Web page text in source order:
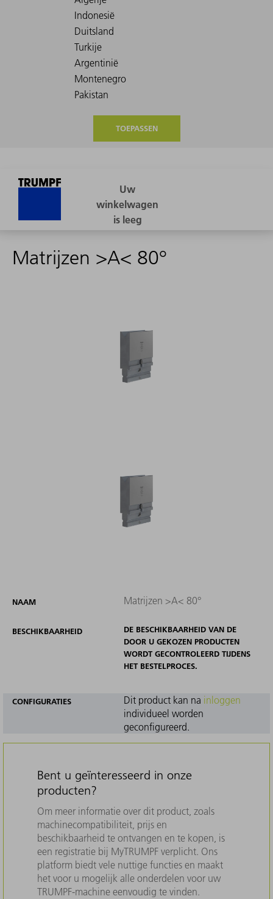
TOEPASSEN
Matrijzen >A< 80°
NAAM Matrijzen >A< 80°
BESCHIKBAARHEID
DE BESCHIKBAARHEID VAN DE
DOOR U GEKOZEN PRODUCTEN
WORDT GECONTROLEERD TIJDENS
HET BESTELPROCES.
CONFIGURATIES Dit product kan na inloggen
individueel worden
geconfigureerd.
Bent u geïnteresseerd in onze
producten?
Om meer informatie over dit product, zoals
machinecompatibiliteit, prijs en
beschikbaarheid te ontvangen en te kopen, is
een registratie bij MyTRUMPF verplicht. Ons
platform biedt vele nuttige functies en maakt
het voor u mogelijk alle onderdelen voor uw
TRUMPF-machine eenvoudig te vinden.